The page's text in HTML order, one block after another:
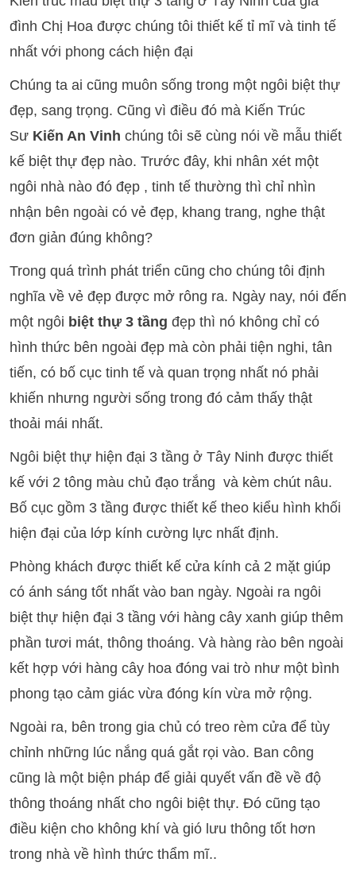
đình Chị Hoa được chúng tôi thiết kế tỉ mĩ và tinh tế
nhất với phong cách hiện đại
Chúng ta ai cũng muôn sống trong một ngôi biệt thự
đẹp, sang trọng. Cũng vì điều đó mà Kiến Trúc
Sư Kiến An Vinh chúng tôi sẽ cùng nói về mẫu thiết
kế biệt thự đẹp nào. Trước đây, khi nhân xét một
ngôi nhà nào đó đẹp , tinh tế thường thì chỉ nhìn
nhận bên ngoài có vẻ đẹp, khang trang, nghe thật
đơn giản đúng không?
Trong quá trình phát triển cũng cho chúng tôi định
nghĩa về vẻ đẹp được mở rông ra. Ngày nay, nói đến
một ngôi biệt thự 3 tầng đẹp thì nó không chỉ có
hình thức bên ngoài đẹp mà còn phải tiện nghi, tân
tiến, có bố cục tinh tế và quan trọng nhất nó phải
khiến nhưng người sống trong đó cảm thấy thật
thoải mái nhất.
Ngôi biệt thự hiện đại 3 tầng ở Tây Ninh được thiết
kế với 2 tông màu chủ đạo trắng và kèm chút nâu.
Bố cục gồm 3 tầng được thiết kế theo kiểu hình khối
hiện đại của lớp kính cường lực nhất định.
Phòng khách được thiết kế cửa kính cả 2 mặt giúp
có ánh sáng tốt nhất vào ban ngày. Ngoài ra ngôi
biệt thự hiện đại 3 tầng với hàng cây xanh giúp thêm
phần tươi mát, thông thoáng. Và hàng rào bên ngoài
kết hợp với hàng cây hoa đóng vai trò như một bình
phong tạo cảm giác vừa đóng kín vừa mở rộng.
Ngoài ra, bên trong gia chủ có treo rèm cửa để tùy
chỉnh những lúc nắng quá gắt rọi vào. Ban công
cũng là một biện pháp để giải quyết vấn đề về độ
thông thoáng nhất cho ngôi biệt thự. Đó cũng tạo
điều kiện cho không khí và gió lưu thông tốt hơn
trong nhà về hình thức thẩm mĩ..